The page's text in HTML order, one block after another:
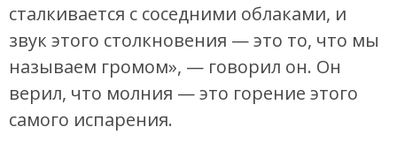
сталкивается с соседними облаками, и
звук этого столкновения — это то, что мы
называем громом», — говорил он. Он
верил, что молния — это горение этого
самого испарения.